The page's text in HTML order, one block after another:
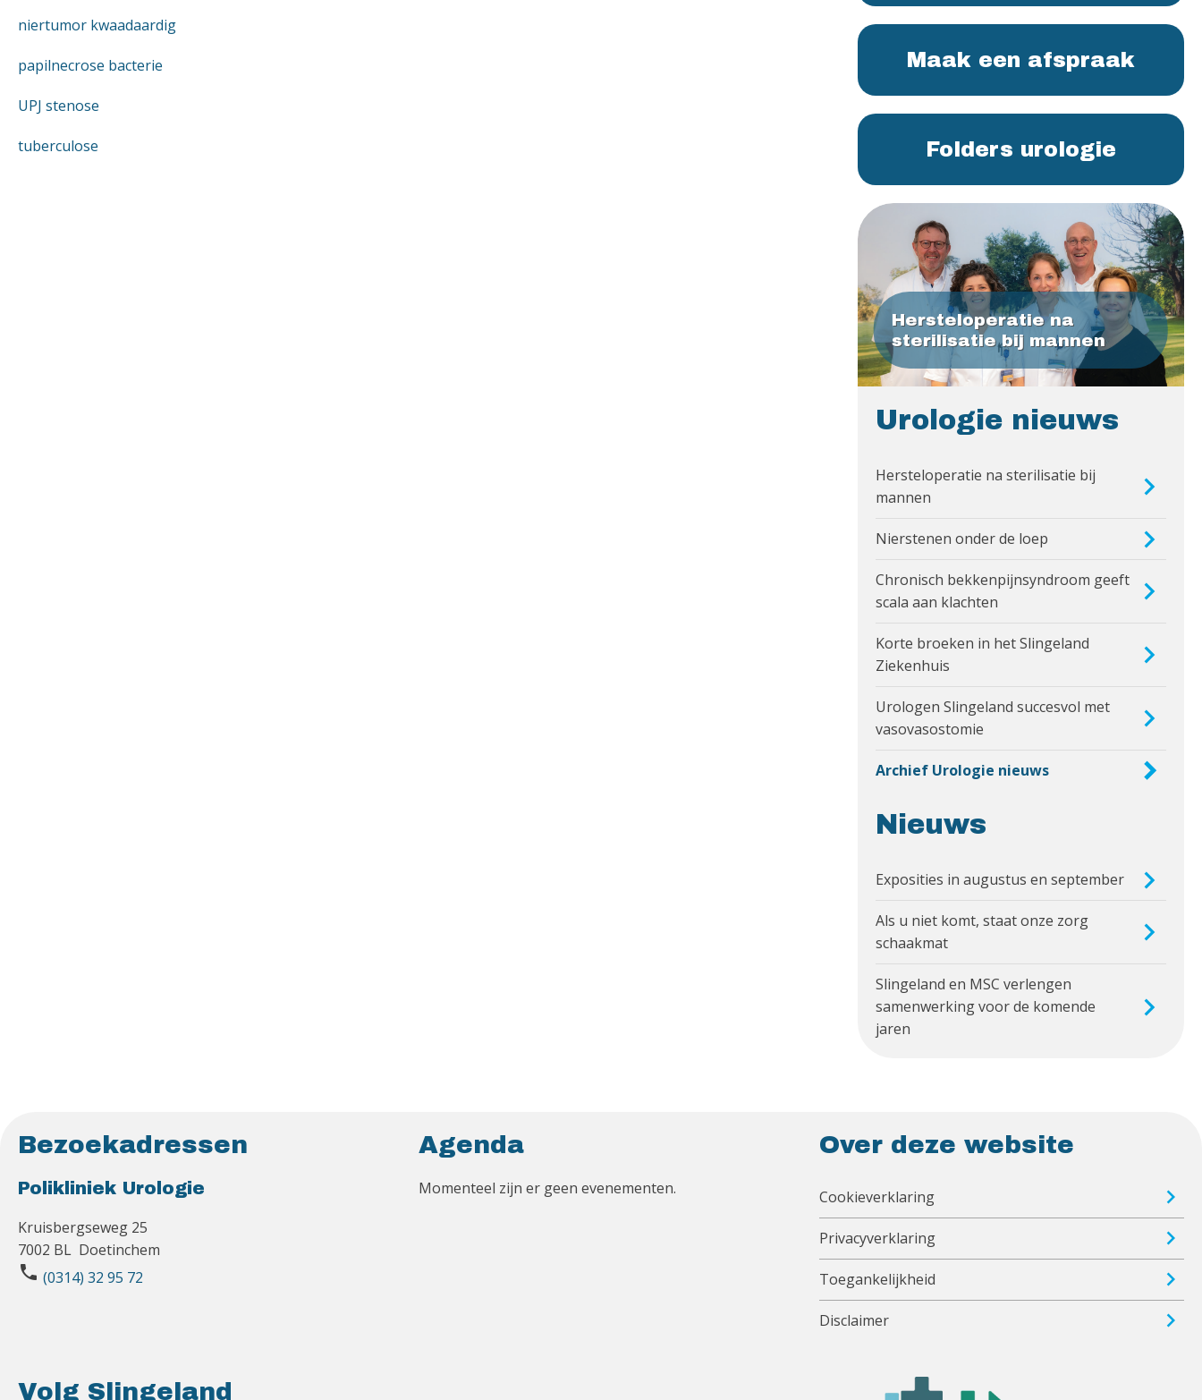
niertumor kwaadaardig
papilnecrose bacterie
UPJ stenose
tuberculose
Maak een afspraak
Folders urologie
Hersteloperatie na
sterilisatie bij mannen
Urologie nieuws
Hersteloperatie na sterilisatie bij
mannen
Nierstenen onder de loep
Chronisch bekkenpijnsyndroom geeft
scala aan klachten
Korte broeken in het Slingeland
Ziekenhuis
Urologen Slingeland succesvol met
vasovasostomie
Archief Urologie nieuws
Nieuws
Exposities in augustus en september
Als u niet komt, staat onze zorg
schaakmat
Slingeland en MSC verlengen
samenwerking voor de komende
jaren
Bezoekadressen
Polikliniek Urologie
Kruisbergseweg 25
7002 BL Doetinchem
phone (0314) 32 95 72
Volg Slingeland
Agenda
Momenteel zijn er geen evenementen.
Over deze website
Cookieverklaring
Privacyverklaring
Toegankelijkheid
Disclaimer